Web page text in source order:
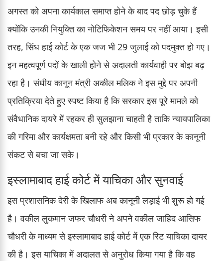
अगस्त को अपना कार्यकाल समाप्त होने के बाद पद छोड़ चुके हैं
क्योंकि उनकी नियुक्ति का नोटिफिकेशन समय पर नहीं आया। इसी
तरह, सिंध हाई कोर्ट के एक जज भी 29 जुलाई को पदमुक्त हो गए।
इन महत्वपूर्ण पदों के खाली होने से अदालती कार्यवाही पर बोझ बढ़
रहा है। संघीय कानून मंत्री अकील मलिक ने इस मुद्दे पर अपनी
प्रतिक्रिया देते हुए स्पष्ट किया है कि सरकार इस पूरे मामले को
संवैधानिक दायरे में रहकर ही सुलझाना चाहती है ताकि न्यायपालिका
की गरिमा और कार्यक्षमता बनी रहे और किसी भी प्रकार के कानूनी
संकट से बचा जा सके।
इस्लामाबाद हाई कोर्ट में याचिका और सुनवाई
इस प्रशासनिक देरी के खिलाफ अब कानूनी लड़ाई भी शुरू हो गई
है। वकील लुकमान जफर चौधरी ने अपने वकील जाहिद आसिफ
चौधरी के माध्यम से इस्लामाबाद हाई कोर्ट में एक रिट याचिका दायर
की है। इस याचिका में अदालत से अनुरोध किया गया है कि वह